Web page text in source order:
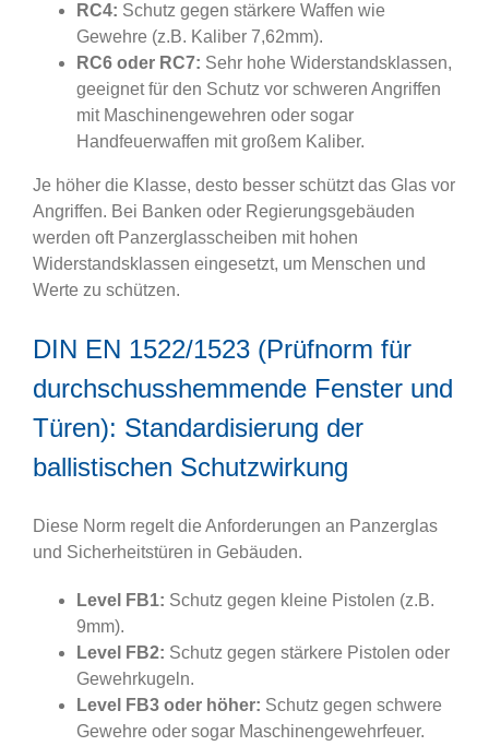
RC4: Schutz gegen stärkere Waffen wie
Gewehre (z.B. Kaliber 7,62mm).
RC6 oder RC7: Sehr hohe Widerstandsklassen,
geeignet für den Schutz vor schweren Angriffen
mit Maschinengewehren oder sogar
Handfeuerwaffen mit großem Kaliber.
Je höher die Klasse, desto besser schützt das Glas vor
Angriffen. Bei Banken oder Regierungsgebäuden
werden oft Panzerglasscheiben mit hohen
Widerstandsklassen eingesetzt, um Menschen und
Werte zu schützen.
DIN EN 1522/1523 (Prüfnorm für
durchschusshemmende Fenster und
Türen): Standardisierung der
ballistischen Schutzwirkung
Diese Norm regelt die Anforderungen an Panzerglas
und Sicherheitstüren in Gebäuden.
Level FB1: Schutz gegen kleine Pistolen (z.B.
9mm).
Level FB2: Schutz gegen stärkere Pistolen oder
Gewehrkugeln.
Level FB3 oder höher: Schutz gegen schwere
Gewehre oder sogar Maschinengewehrfeuer.